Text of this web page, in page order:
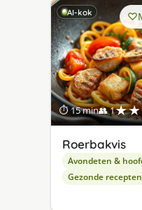
AI-kok
⏱ 15 min👥 1
Roerbakvis
Avondeten &
Gezonde recepten